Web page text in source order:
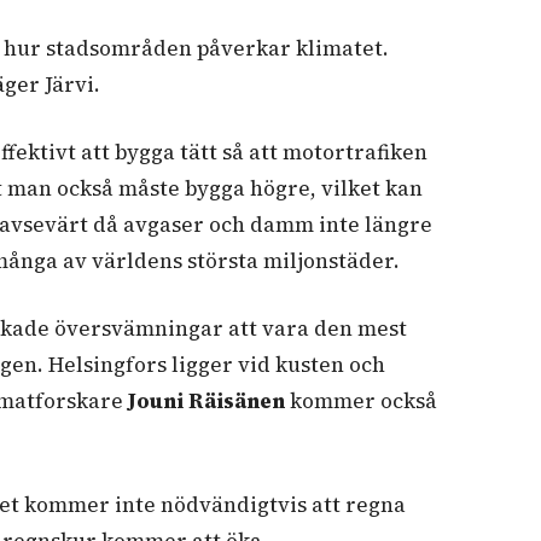
stadsområden påverkar klimatet.
Järvi.
att bygga tätt så att motortrafiken
också måste bygga högre, vilket kan
då avgaser och damm inte längre
av världens största miljonstäder.
översvämningar att vara den mest
Helsingfors ligger vid kusten och
Jouni Räisänenkommer också
kommer inte nödvändigtvis att regna